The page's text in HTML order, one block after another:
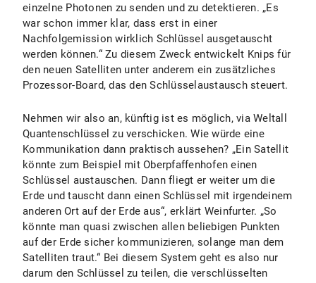
einzelne Photonen zu senden und zu detektieren. „Es
war schon immer klar, dass erst in einer
Nachfolgemission wirklich Schlüssel ausgetauscht
werden können.“ Zu diesem Zweck entwickelt Knips für
den neuen Satelliten unter anderem ein zusätzliches
Prozessor-Board, das den Schlüsselaustausch steuert.
Nehmen wir also an, künftig ist es möglich, via Weltall
Quantenschlüssel zu verschicken. Wie würde eine
Kommunikation dann praktisch aussehen? „Ein Satellit
könnte zum Beispiel mit Oberpfaffenhofen einen
Schlüssel austauschen. Dann fliegt er weiter um die
Erde und tauscht dann einen Schlüssel mit irgendeinem
anderen Ort auf der Erde aus“, erklärt Weinfurter. „So
könnte man quasi zwischen allen beliebigen Punkten
auf der Erde sicher kommunizieren, solange man dem
Satelliten traut.“ Bei diesem System geht es also nur
darum den Schlüssel zu teilen, die verschlüsselten